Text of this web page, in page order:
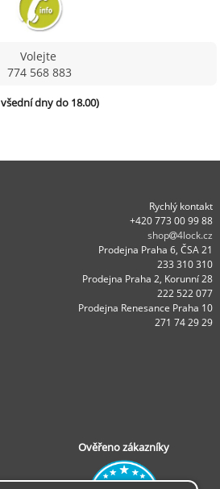
Volejte
774 568 883
všední dny do 18.00)
Rychlý kontakt
+420 773 00 99 88
shop
4lock.cz
Prodejna Praha 6, ČSA 21
233 310 310
Prodejna Praha 2, Korunní 28
222 522 077
Prodejna Renesance Praha 10
271 74 29 29
Ověřeno zákazníky